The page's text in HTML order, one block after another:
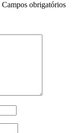
Campos obrigatórios